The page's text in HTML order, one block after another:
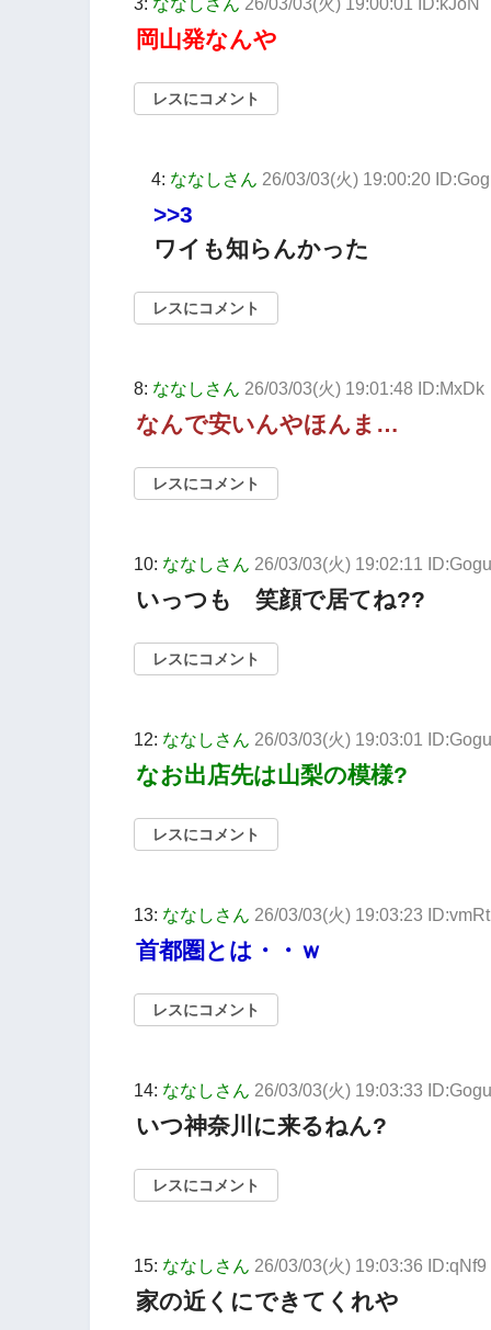
3: ななしさん 26/03/03(火) 19:00:01 ID:kJoN
岡山発なんや
レスにコメント
4: ななしさん 26/03/03(火) 19:00:20
>>3
ワイも知らんかった
レスにコメント
8: ななしさん 26/03/03(火) 19:01:48 ID:MxDk
なんで安いんやほんま…
レスにコメント
10: ななしさん 26/03/03(火) 19:02:11 ID:Gogu
いっつも 笑顔で居てね??
レスにコメント
12: ななしさん 26/03/03(火) 19:03:01 ID:Gogu
なお出店先は山梨の模様?
レスにコメント
13: ななしさん 26/03/03(火) 19:03:23 ID:vmRt
首都圏とは・・ｗ
レスにコメント
14: ななしさん 26/03/03(火) 19:03:33 ID:Gogu
いつ神奈川に来るねん?
レスにコメント
15: ななしさん 26/03/03(火) 19:03:36 ID:qNf9
家の近くにできてくれや